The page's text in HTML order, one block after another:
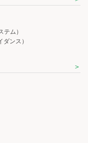
ム）
ンス）